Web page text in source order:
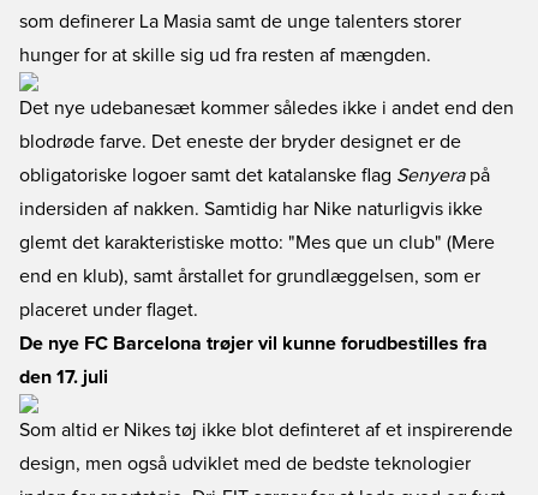
som definerer La Masia samt de unge talenters storer
hunger for at skille sig ud fra resten af mængden.
Det nye udebanesæt kommer således ikke i andet end den
blodrøde farve. Det eneste der bryder designet er de
obligatoriske logoer samt det katalanske flag Senyerapå
indersiden af nakken. Samtidig har Nike naturligvis ikke
glemt det karakteristiske motto: "Mes que un club" (Mere
end en klub), samt årstallet for grundlæggelsen, som er
placeret under flaget.
De nye FC Barcelona trøjer vil kunne forudbestilles fra
den 17. juli
Som altid er Nikes tøj ikke blot definteret af et inspirerende
design, men også udviklet med de bedste teknologier